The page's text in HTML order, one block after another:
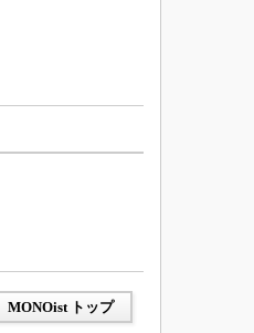
MONOist トップ